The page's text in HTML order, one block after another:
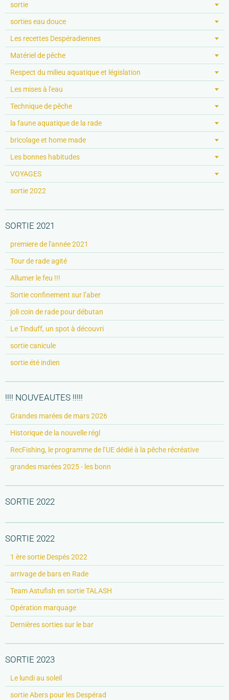
sortie
sorties eau douce
Les recettes Despéradiennes
Matériel de pêche
Respect du milieu aquatique et législation
Les mises à l'eau
Technique de pêche
la faune aquatique de la rade
bricolage et home made
Les bonnes habitudes
VOYAGES
sortie 2022
SORTIE 2021
premiere de l'année 2021
Tour de rade agité
Allumer le feu !!!
Sortie confinement sur l’aber
joli coin de rade pour débutan
Le Tinduff, un spot à découvri
sortie canicule
sortie été indien
!!!! NOUVEAUTES !!!!!
Grandes marées de mars 2026
Historique de la nouvelle régl
RecFishing, le programme de l’UE dédié à la pêche récréative
grandes marées 2025 - les bonn
SORTIE 2022
SORTIE 2022
1 ère sortie Despés 2022
arrivage de bars en Rade
Team Astufish en sortie TALASH
Opération marquage
Dernières sorties sur le bar
SORTIE 2023
Le lundi au soleil
sortie Abers pour les Despérad